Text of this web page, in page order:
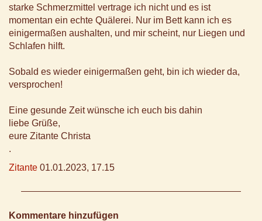
starke Schmerzmittel vertrage ich nicht und es ist
momentan ein echte Quälerei. Nur im Bett kann ich es
einigermaßen aushalten, und mir scheint, nur Liegen und
Schlafen hilft.
Sobald es wieder einigermaßen geht, bin ich wieder da,
versprochen!
Eine gesunde Zeit wünsche ich euch bis dahin
liebe Grüße,
eure Zitante Christa
.
Zitante 01.01.2023, 17.15
Kommentare hinzufügen